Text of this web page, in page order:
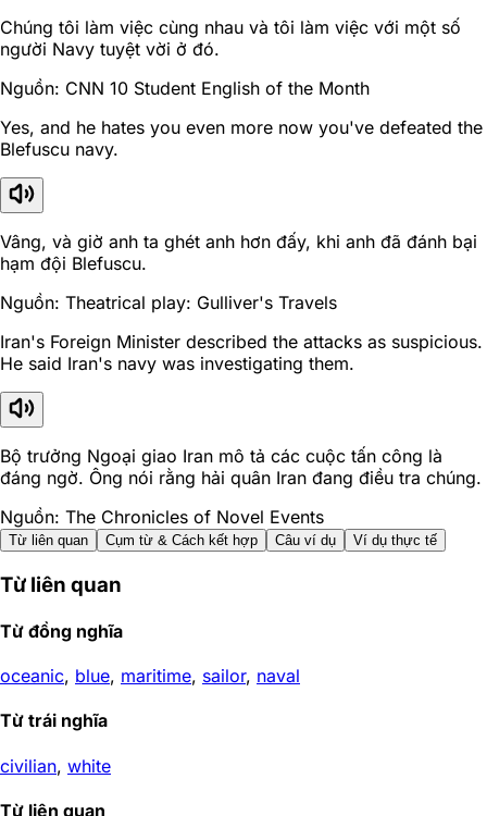
Chúng tôi làm việc cùng nhau và tôi làm việc với một số
người Navy tuyệt vời ở đó.
Nguồn: CNN 10 Student English of the Month
Yes, and he hates you even more now you've defeated the
Blefuscu navy.
Vâng, và giờ anh ta ghét anh hơn đấy, khi anh đã đánh bại
hạm đội Blefuscu.
Nguồn: Theatrical play: Gulliver's Travels
Iran's Foreign Minister described the attacks as suspicious.
He said Iran's navy was investigating them.
Bộ trưởng Ngoại giao Iran mô tả các cuộc tấn công là
đáng ngờ. Ông nói rằng hải quân Iran đang điều tra chúng.
Nguồn: The Chronicles of Novel Events
Từ liên quan Cụm từ & Cách kết hợp Câu ví dụ Ví dụ thực tế
Từ liên quan
Từ đồng nghĩa
oceanic, blue, maritime, sailor, naval
Từ trái nghĩa
civilian, white
Từ liên quan